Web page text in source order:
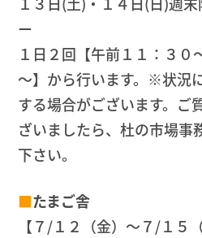
ー
１日２回【午前１１：３０
～】から行います。※状況
する場合がございます。ご
ざいましたら、杜の市場事
下さい。
■たまご舎
【７/１２（金）～７/１５